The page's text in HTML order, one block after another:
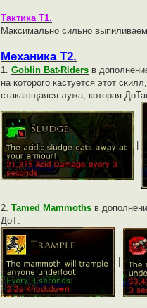
Тактика Т1.
Максимально сильно
Механика Т2.
1. Goblin Bat-Riders в
на которого кастуется этот
стакающаяся лужа, которая
2. Tamed Mammoths в
ДоТ: